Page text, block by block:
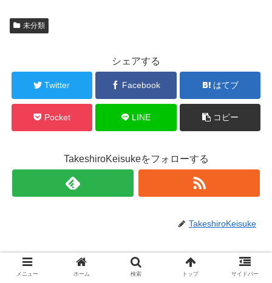
未分類
シェアする
Twitter Facebook はてブ
Pocket LINE コピー
TakeshiroKeisukeをフォローする
TakeshiroKeisuke
関連記事
メニュー ホーム 検索 トップ サイドバー